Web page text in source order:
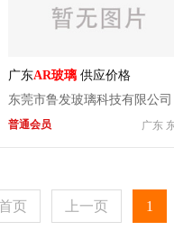
广东AR玻璃 供应价格
东莞市鲁发玻璃科技有限公司
广东
普通会员
页 上一页 1